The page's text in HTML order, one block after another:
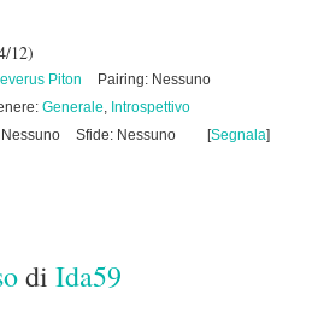
12)
Piton
Pairing: Nessuno
Generale, Introspettivo
Sfide: Nessuno [Segnala]
di Ida59